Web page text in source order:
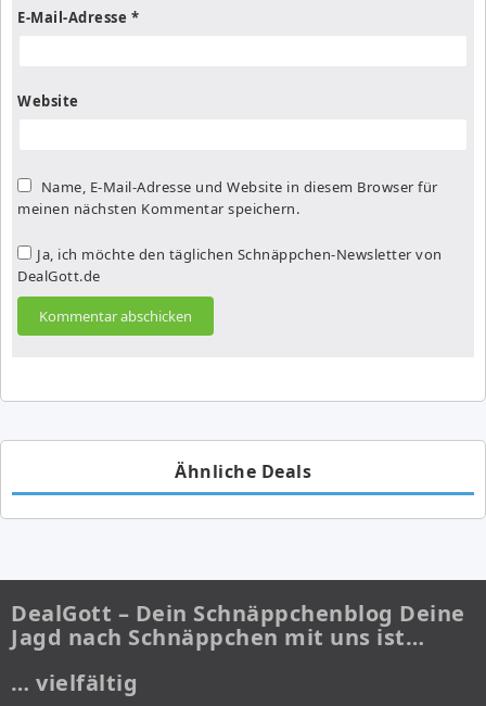
E-Mail-Adresse *
Website
Name, E-Mail-Adresse und Website in diesem Browser für
meinen nächsten Kommentar speichern.
Ja, ich möchte den täglichen Schnäppchen-Newsletter von
DealGott.de
Ähnliche Deals
DealGott – Dein Schnäppchenblog Deine
Jagd nach Schnäppchen mit uns ist…
… vielfältig